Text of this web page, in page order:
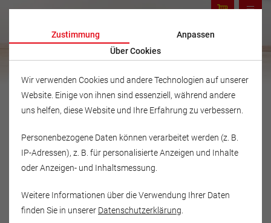
Zustimmung
Anpassen
Über Cookies
Wir verwenden Cookies und andere Technologien auf unserer
Website. Einige von ihnen sind essenziell, während andere
uns helfen, diese Website und Ihre Erfahrung zu verbessern.
Personenbezogene Daten können verarbeitet werden (z. B.
IP-Adressen), z. B. für personalisierte Anzeigen und Inhalte
oder Anzeigen- und Inhaltsmessung.
Weitere Informationen über die Verwendung Ihrer Daten
finden Sie in unserer Datenschutzerklärung